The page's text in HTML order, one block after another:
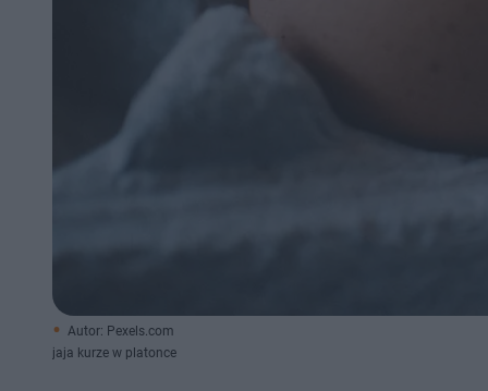
Autor: Pexels.com
jaja kurze w platonce